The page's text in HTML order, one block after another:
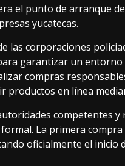
el punto de arranque
yucatecas.
las corporaciones
para garantizar un
compras
productos en línea
competentes
La primera compra
oficialmente el inicio